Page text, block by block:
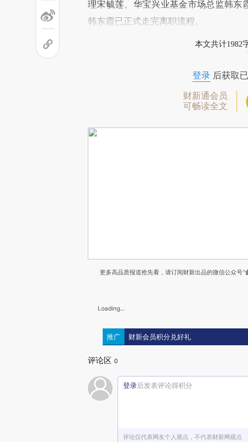
理宋毓莲、华宝兴业基金市场总监韩东
韩东霞已正式走完离职流程。
本文共计1982
登录后获取
财新通会员
可畅读全文
更多高品质报道抢先看，请订阅财新出品的微信公众号“
Loading...
推广 财新会员积分兑好礼
评论区 0
登录后发表评论得积分
评论仅代表网友个人观点，不代表财新网观点